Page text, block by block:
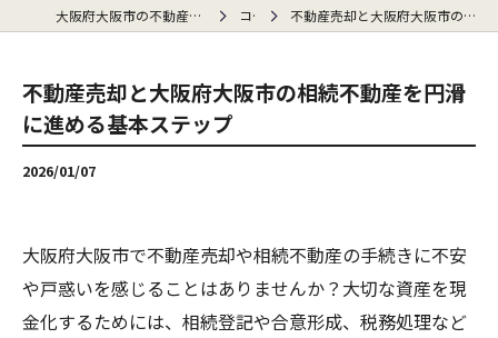
大阪府大阪市の不動産売却なら不動産買取査定センター コラム 不動産売却と大阪府大阪市の相続不動産を円滑に進める基本ステップ
不動産売却と大阪府大阪市の相続不動産を円滑
に進める基本ステップ
2026/01/07
大阪府大阪市で不動産売却や相続不動産の手続きに不安
や戸惑いを感じることはありませんか？大切な資産を現
金化するためには、相続登記や合意形成、税務処理など